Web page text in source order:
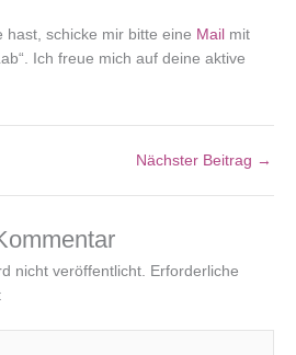
schicke mir bitte eine Mail mit
Ich freue mich auf deine aktive
Nächster Beitrag →
nicht veröffentlicht.
Erforderliche